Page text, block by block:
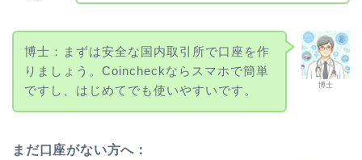
博士
博士：まずは安全な国内取引所で口座を作
りましょう。Coincheckならスマホで簡単
ですし、はじめてでも使いやすいです。
まだ口座がない方へ：